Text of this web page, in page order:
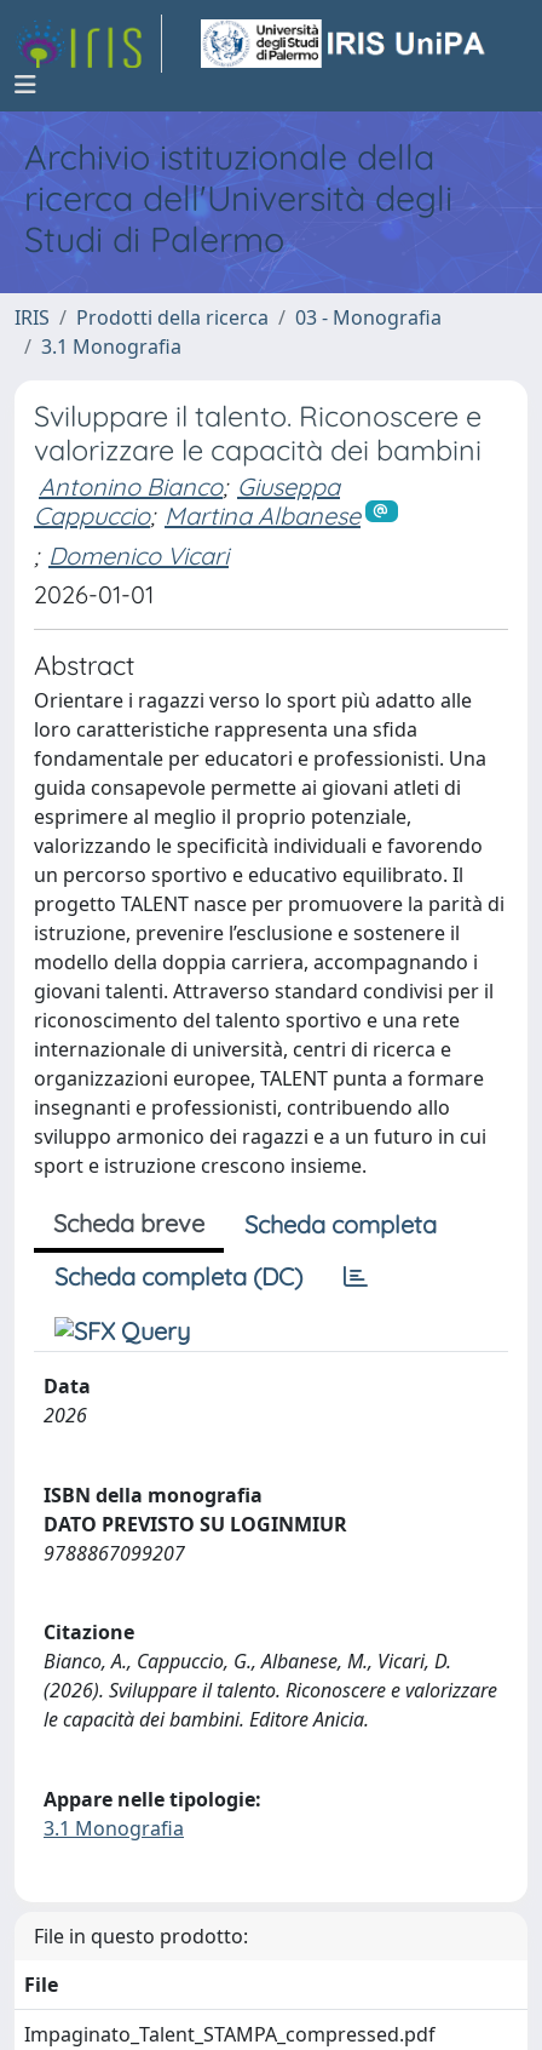
Archivio istituzionale della
ricerca dell'Università degli
Studi di Palermo
IRIS Prodotti della ricerca
03 - Monografia
3.1 Monografia
Sviluppare il talento. Riconoscere e
valorizzare le capacità dei bambini
Antonino Bianco; Giuseppa
Cappuccio; Martina Albanese
; Domenico Vicari
2026-01-01
Abstract
Orientare i ragazzi verso lo sport più adatto alle
loro caratteristiche rappresenta una sfida
fondamentale per educatori e professionisti. Una
guida consapevole permette ai giovani atleti di
esprimere al meglio il proprio potenziale,
valorizzando le specificità individuali e favorendo
un percorso sportivo e educativo equilibrato. Il
progetto TALENT nasce per promuovere la parità di
istruzione, prevenire l’esclusione e sostenere il
modello della doppia carriera, accompagnando i
giovani talenti. Attraverso standard condivisi per il
riconoscimento del talento sportivo e una rete
internazionale di università, centri di ricerca e
organizzazioni europee, TALENT punta a formare
insegnanti e professionisti, contribuendo allo
sviluppo armonico dei ragazzi e a un futuro in cui
sport e istruzione crescono insieme.
Scheda breve
Scheda completa
Scheda completa (DC)
Data
2026
ISBN della monografia
DATO PREVISTO SU LOGINMIUR
9788867099207
Citazione
Bianco, A., Cappuccio, G., Albanese, M., Vicari, D.
(2026). Sviluppare il talento. Riconoscere e valorizzare
le capacità dei bambini. Editore Anicia.
Appare nelle tipologie:
3.1 Monografia
File in questo prodotto:
File
Impaginato_Talent_STAMPA_compressed.pdf